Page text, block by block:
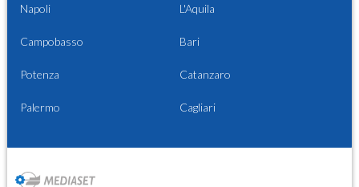
Napoli L'Aquila
Campobasso Bari
Potenza Catanzaro
Palermo Cagliari